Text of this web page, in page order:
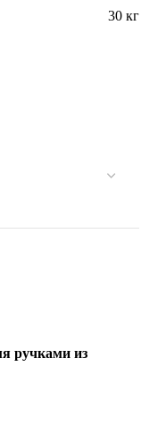
30 кг
ручками из